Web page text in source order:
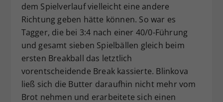
dem Spielverlauf vielleicht eine andere
Richtung geben hätte können. So war es
Tagger, die bei 3:4 nach einer 40/0-Führung
und gesamt sieben Spielbällen gleich beim
ersten Breakball das letztlich
vorentscheidende Break kassierte. Blinkova
ließ sich die Butter daraufhin nicht mehr vom
Brot nehmen und erarbeitete sich einen